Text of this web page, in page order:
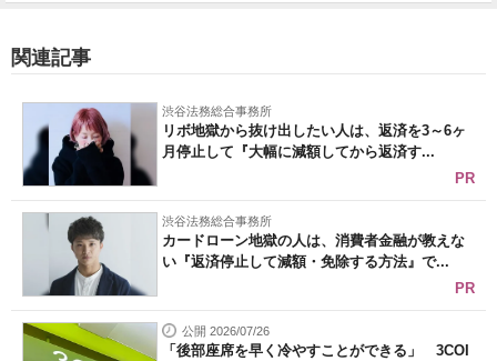
関連記事
渋谷法務総合事務所
リボ地獄から抜け出したい人は、返済を3～6ヶ
月停止して『大幅に減額してから返済す...
PR
渋谷法務総合事務所
カードローン地獄の人は、消費者金融が教えな
い『返済停止して減額・免除する方法』で...
PR
公開 2026/07/26
「後部座席を早く冷やすことができる」 3COI